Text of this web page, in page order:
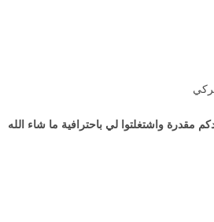
واشتغلتوا لي باحترافية ما شاء الله